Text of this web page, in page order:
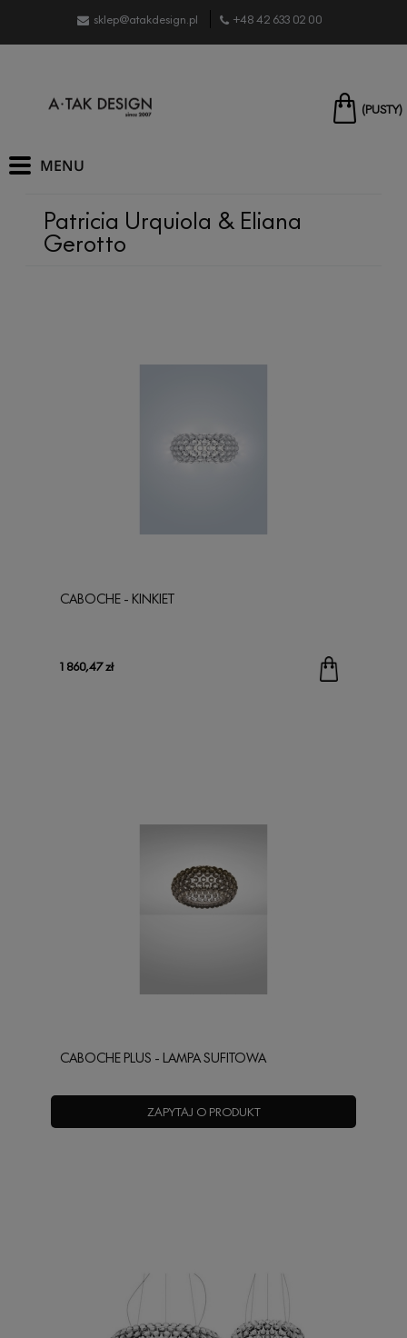
sklep@atakdesign.pl +48 42 633 02 00
(PUSTY)
Patricia Urquiola & Eliana
Gerotto
CABOCHE - KINKIET
1 860,47 zł
CABOCHE PLUS - LAMPA SUFITOWA
ZAPYTAJ O PRODUKT